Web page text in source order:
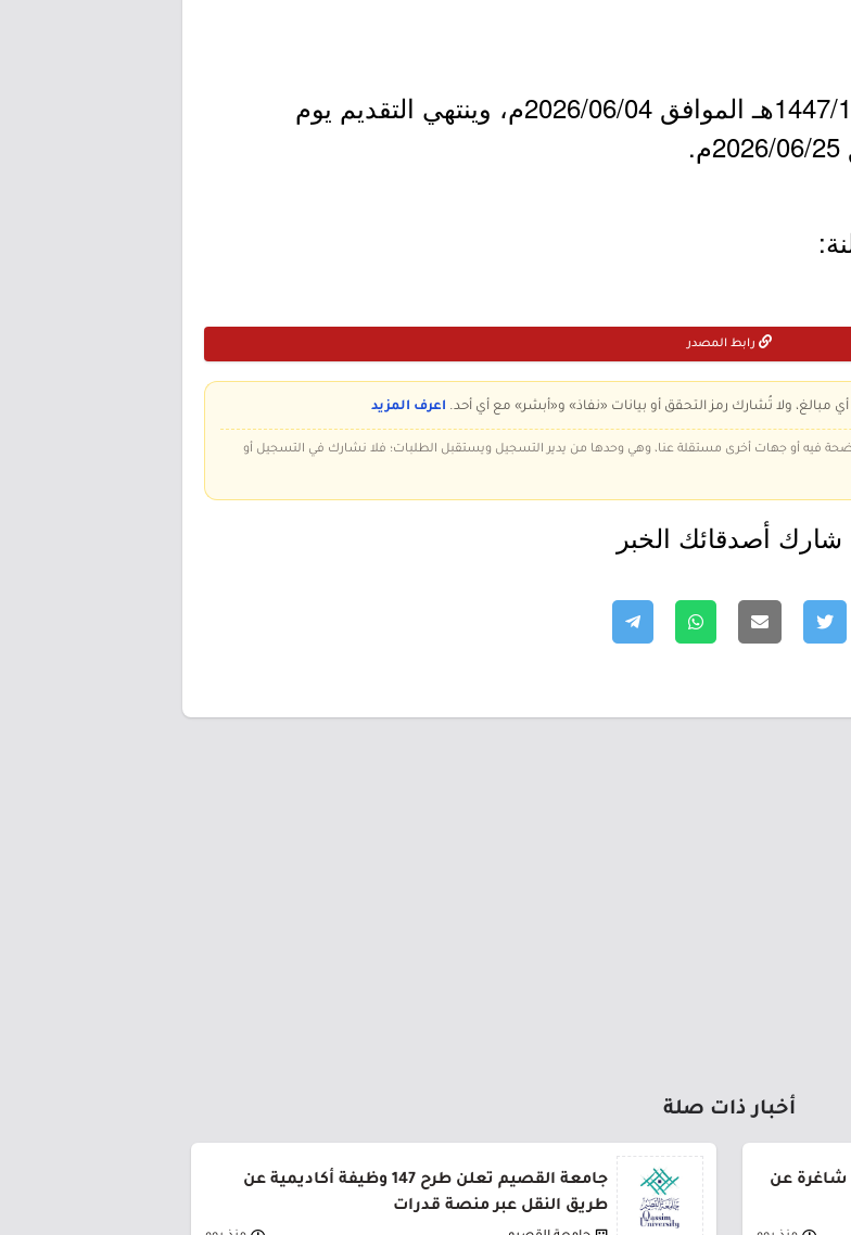
- يبدأ التقديم يوم الخميس بتاريخ 1447/12/18هـ الموافق 2026/06/04م، وينتهي التقديم يوم
رابط المصدر
مبالغ، ولا تُشارك رمز التحقق أو بيانات «نفاذ» و«أبشر» مع أي أحد. اعرف المزيد
فيه أو جهات أخرى مستقلة عنا، وهي وحدها من يدير التسجيل ويستقبل الطلبات؛ فلا نشارك في التسجيل أو
شارك أصدقائك الخبر
أخبار ذات صلة
شاغرة عن
جامعة القصيم تعلن طرح 147 وظيفة أكاديمية عن
طريق النقل عبر منصة قدرات